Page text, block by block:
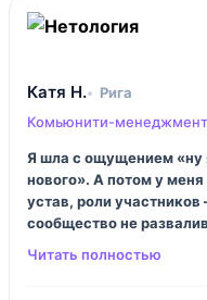
Катя Н.
Рига
Комьюнити-менеджмент
Я шла с ощущением «ну
нового». А потом у
устав, роли
сообщество не
Практики много,